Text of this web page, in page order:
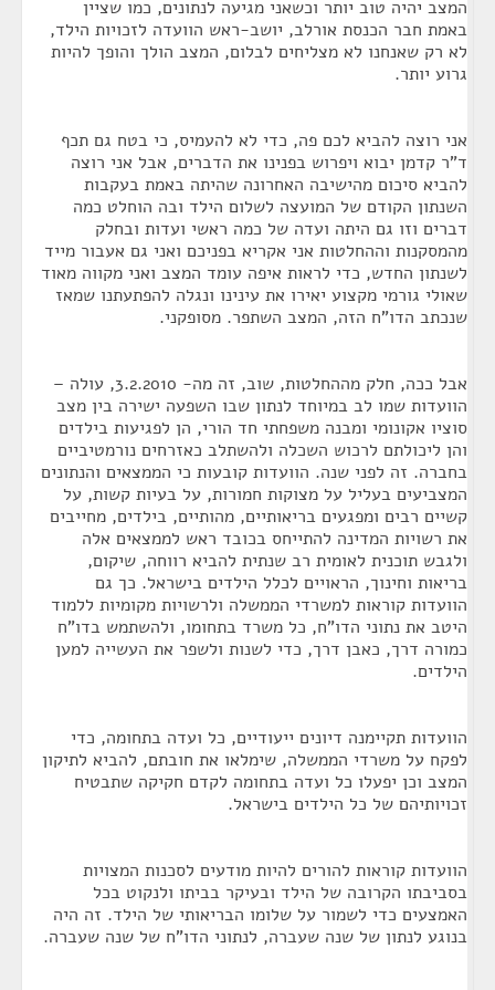
המצב יהיה טוב יותר וכשאני מגיעה לנתונים, כמו שציין
באמת חבר הכנסת אורלב, יושב-ראש הוועדה לזכויות הילד,
לא רק שאנחנו לא מצליחים לבלום, המצב הולך והופך להיות
גרוע יותר.
אני רוצה להביא לכם פה, כדי לא להעמיס, כי בטח גם תכף
ד"ר קדמן יבוא ויפרוש בפנינו את הדברים, אבל אני רוצה
להביא סיכום מהישיבה האחרונה שהיתה באמת בעקבות
השנתון הקודם של המועצה לשלום הילד ובה הוחלט כמה
דברים וזו גם היתה ועדה של כמה ראשי ועדות ובחלק
מהמסקנות וההחלטות אני אקריא בפניכם ואני גם אעבור מייד
לשנתון החדש, כדי לראות איפה עומד המצב ואני מקווה מאוד
שאולי גורמי מקצוע יאירו את עינינו ונגלה להפתעתנו שמאז
שנכתב הדו"ח הזה, המצב השתפר. מסופקני.
אבל ככה, חלק מההחלטות, שוב, זה מה- 3.2.2010, עולה –
הוועדות שמו לב במיוחד לנתון שבו השפעה ישירה בין מצב
סוציו אקונומי ומבנה משפחתי חד הורי, הן לפגיעות בילדים
והן ליכולתם לרכוש השכלה ולהשתלב כאזרחים נורמטיביים
בחברה. זה לפני שנה. הוועדות קובעות כי הממצאים והנתונים
המצביעים בעליל על מצוקות חמורות, על בעיות קשות, על
קשיים רבים ומפגעים בריאותיים, מהותיים, בילדים, מחייבים
את רשויות המדינה להתייחס בכובד ראש לממצאים אלה
ולגבש תוכנית לאומית רב שנתית להביא רווחה, שיקום,
בריאות וחינוך, הראויים לכלל הילדים בישראל. כך גם
הוועדות קוראות למשרדי הממשלה ולרשויות מקומיות ללמוד
היטב את נתוני הדו"ח, כל משרד בתחומו, ולהשתמש בדו"ח
כמורה דרך, כאבן דרך, כדי לשנות ולשפר את העשייה למען
הילדים.
הוועדות תקיימנה דיונים ייעודיים, כל ועדה בתחומה, כדי
לפקח על משרדי הממשלה, שימלאו את חובתם, להביא לתיקון
המצב וכן יפעלו כל ועדה בתחומה לקדם חקיקה שתבטיח
זכויותיהם של כל הילדים בישראל.
הוועדות קוראות להורים להיות מודעים לסכנות המצויות
בסביבתו הקרובה של הילד ובעיקר בביתו ולנקוט בכל
האמצעים כדי לשמור על שלומו הבריאותי של הילד. זה היה
בנוגע לנתון של שנה שעברה, לנתוני הדו"ח של שנה שעברה.